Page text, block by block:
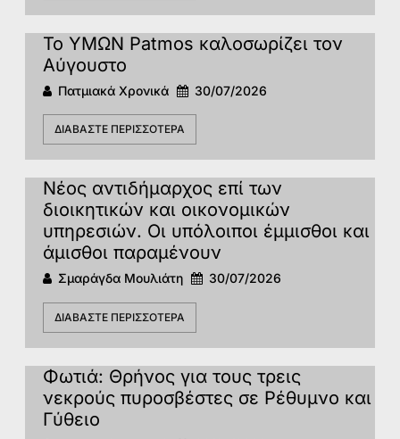
Το ΥΜΩΝ Patmos καλοσωρίζει τον
Αύγουστο
Πατμιακά Χρονικά 30/07/2026
ΔΙΑΒΆΣΤΕ ΠΕΡΙΣΣΌΤΕΡΑ
Νέος αντιδήμαρχος επί των
διοικητικών και οικονομικών
υπηρεσιών. Οι υπόλοιποι έμμισθοι και
άμισθοι παραμένουν
Σμαράγδα Μουλιάτη 30/07/2026
ΔΙΑΒΆΣΤΕ ΠΕΡΙΣΣΌΤΕΡΑ
Φωτιά: Θρήνος για τους τρεις
νεκρούς πυροσβέστες σε Ρέθυμνο και
Γύθειο